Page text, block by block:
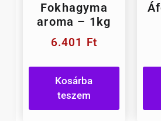
Fokhagyma
aroma – 1kg
6.401 Ft
Kosárba
teszem